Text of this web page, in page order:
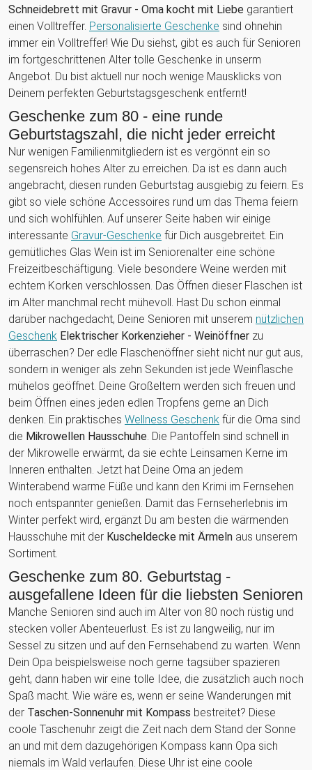
Schneidebrett mit Gravur - Oma kocht mit Liebe garantiert
einen Volltreffer. Personalisierte Geschenke sind ohnehin
immer ein Volltreffer! Wie Du siehst, gibt es auch für Senioren
im fortgeschrittenen Alter tolle Geschenke in unserm
Angebot. Du bist aktuell nur noch wenige Mausklicks von
Deinem perfekten Geburtstagsgeschenk entfernt!
Geschenke zum 80 - eine runde
Geburtstagszahl, die nicht jeder erreicht
Nur wenigen Familienmitgliedern ist es vergönnt ein so
segensreich hohes Alter zu erreichen. Da ist es dann auch
angebracht, diesen runden Geburtstag ausgiebig zu feiern. Es
gibt so viele schöne Accessoires rund um das Thema feiern
und sich wohlfühlen. Auf unserer Seite haben wir einige
interessante Gravur-Geschenke für Dich ausgebreitet. Ein
gemütliches Glas Wein ist im Seniorenalter eine schöne
Freizeitbeschäftigung. Viele besondere Weine werden mit
echtem Korken verschlossen. Das Öffnen dieser Flaschen ist
im Alter manchmal recht mühevoll. Hast Du schon einmal
darüber nachgedacht, Deine Senioren mit unserem nützlichen
Geschenk Elektrischer Korkenzieher - Weinöffner zu
überraschen? Der edle Flaschenöffner sieht nicht nur gut aus,
sondern in weniger als zehn Sekunden ist jede Weinflasche
mühelos geöffnet. Deine Großeltern werden sich freuen und
beim Öffnen eines jeden edlen Tropfens gerne an Dich
denken. Ein praktisches Wellness Geschenk für die Oma sind
die Mikrowellen Hausschuhe . Die Pantoffeln sind schnell in
der Mikrowelle erwärmt, da sie echte Leinsamen Kerne im
Inneren enthalten. Jetzt hat Deine Oma an jedem
Winterabend warme Füße und kann den Krimi im Fernsehen
noch entspannter genießen. Damit das Fernseherlebnis im
Winter perfekt wird, ergänzt Du am besten die wärmenden
Hausschuhe mit der Kuscheldecke mit Ärmeln aus unserem
Sortiment.
Geschenke zum 80. Geburtstag -
ausgefallene Ideen für die liebsten Senioren
Manche Senioren sind auch im Alter von 80 noch rüstig und
stecken voller Abenteuerlust. Es ist zu langweilig, nur im
Sessel zu sitzen und auf den Fernsehabend zu warten. Wenn
Dein Opa beispielsweise noch gerne tagsüber spazieren
geht, dann haben wir eine tolle Idee, die zusätzlich auch noch
Spaß macht. Wie wäre es, wenn er seine Wanderungen mit
der Taschen-Sonnenuhr mit Kompass bestreitet? Diese
coole Taschenuhr zeigt die Zeit nach dem Stand der Sonne
an und mit dem dazugehörigen Kompass kann Opa sich
niemals im Wald verlaufen. Diese Uhr ist eine coole